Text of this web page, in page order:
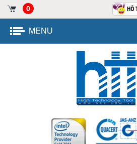
0
MENU